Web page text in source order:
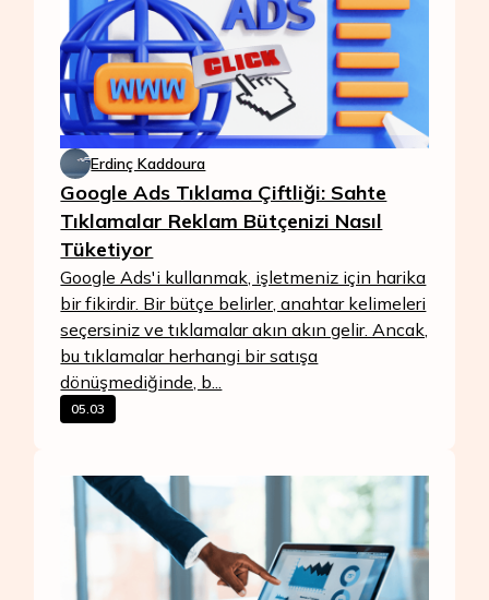
Erdinç Kaddoura
Google Ads Tıklama Çiftliği: Sahte
Tıklamalar Reklam Bütçenizi Nasıl
Tüketiyor
Google Ads'i kullanmak, işletmeniz için harika
bir fikirdir. Bir bütçe belirler, anahtar kelimeleri
seçersiniz ve tıklamalar akın akın gelir. Ancak,
bu tıklamalar herhangi bir satışa
dönüşmediğinde, b...
05.03